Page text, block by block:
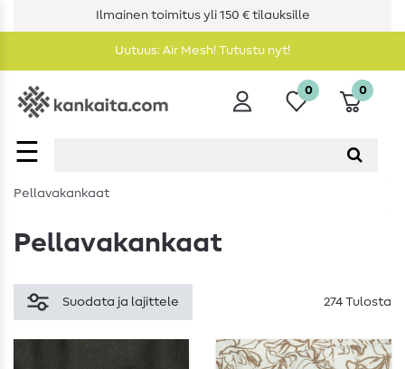
Ilmainen toimitus yli 150 € tilauksille
Uutuus: Air Mesh! Tutustu nyt!
☰
0 0
Pellavakankaat
Pellavakankaat
Suodata ja lajittele 274 Tulosta